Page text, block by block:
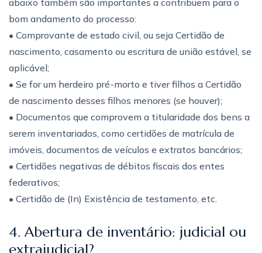
bom andamento do processo:
• Comprovante de estado civil, ou seja Certidão de
nascimento, casamento ou escritura de união estável, se
aplicável;
• Se for um herdeiro pré-morto e tiver filhos a Certidão
de nascimento desses filhos menores (se houver);
• Documentos que comprovem a titularidade dos bens a
serem inventariados, como certidões de matrícula de
imóveis, documentos de veículos e extratos bancários;
• Certidões negativas de débitos fiscais dos entes
federativos;
• Certidão de (In) Existência de testamento, etc.
4. Abertura de inventário: judicial ou
extrajudicial?